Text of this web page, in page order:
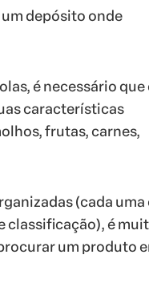
depósito onde
é necessário que
características
frutas, carnes,
(cada uma
classificação), é
um produto